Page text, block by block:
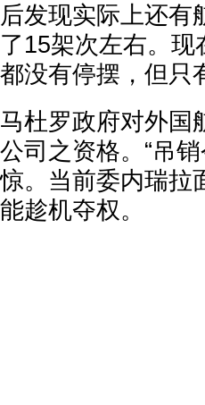
后发现实际上还有
了15架次左右。
都没有停摆，但只
马杜罗政府对外国
公司之资格。“吊
惊。当前委内瑞拉
能趁机夺权。